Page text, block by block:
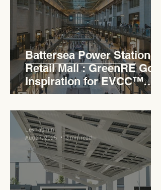
Battersea Power Station
Retail Mall : GreenRE Gold
Inspiration for EVCC™
Pedas RSA
Levn admin
Aug 27, 2025
3 min read